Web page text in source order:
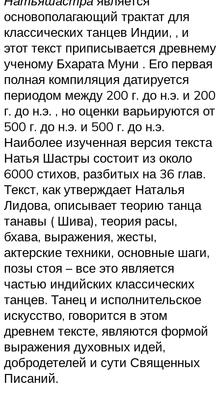
основополагающий трактат для
классических танцев Индии, , и
этот текст приписывается древнему
ученому Бхарата Муни . Его первая
полная компиляция датируется
периодом между 200 г. до н.э. и 200
г. до н.э. , но оценки варьируются от
500 г. до н.э. и 500 г. до н.э.
Наиболее изученная версия текста
Натья Шастры состоит из около
6000 стихов, разбитых на 36 глав.
Текст, как утверждает Наталья
Лидова, описывает теорию танца
танавы ( Шива), теория расы,
бхава, выражения, жесты,
актерские техники, основные шаги,
позы стоя – все это является
частью индийских классических
танцев. Танец и исполнительское
искусство, говорится в этом
древнем тексте, являются формой
выражения духовных идей,
добродетелей и сути Священных
Писаний.